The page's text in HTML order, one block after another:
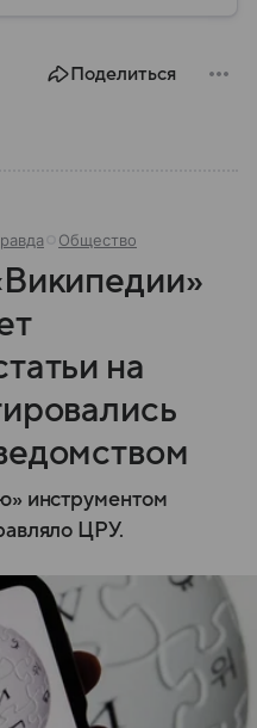
Поделиться
Общество
на
инструментом
ЦРУ.